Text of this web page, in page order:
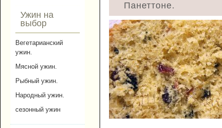
Ужин на
выбор
Вегетарианский
ужин.
Мясной ужин.
Рыбный ужин.
Народный ужин.
сезонный ужин
Панеттоне.